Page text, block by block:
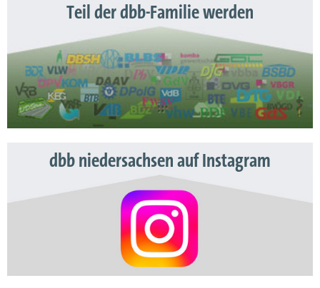
Teil der dbb-Familie werden
dbb niedersachsen auf Instagram